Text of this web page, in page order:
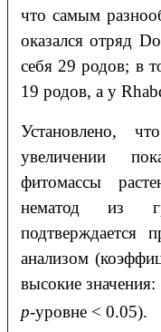
что самым
оказался отряд
себя 29 родов; в
19 родов, а у
Установлено,
увеличении
фитомассы
нематод из
подтверждается
анализом
высокие значения:
p-уровне < 0.05).